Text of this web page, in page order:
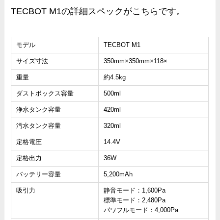
TECBOT M1の詳細スペックがこちらです。
モデル TECBOT M1
サイズ寸法 350mm×350mm×118×
重量 約4.5kg
ダストボックス容量 500ml
浄水タンク容量 420ml
汚水タンク容量 320ml
定格電圧 14.4V
定格出力 36W
バッテリー容量 5,200mAh
吸引力
静音モード：1,600Pa
標準モード：2,480Pa
パワフルモード：4,000Pa